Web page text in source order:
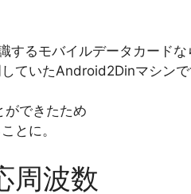
するモバイルデータカードな
ていたAndroid2Dinマシン
ができたため
とに。
周波数